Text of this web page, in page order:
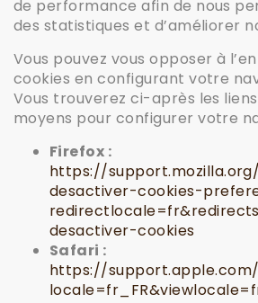
de performance afin de nous
des statistiques et d’améliorer
Vous pouvez vous opposer à
cookies en configurant votre
Vous trouverez ci-après les
moyens pour configurer votre
Firefox :
https://
desactiver-cookies-
desactiver-cookies
Safari :
https://support.apple.com/